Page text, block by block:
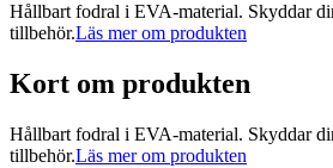
Hållbart fodral i EVA-material. Skyddar
tillbehör.Läs mer om produkten
Kort om produkten
Hållbart fodral i EVA-material. Skyddar
tillbehör.Läs mer om produkten